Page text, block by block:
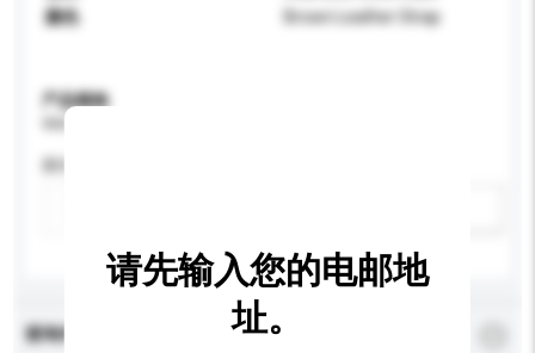
颜色
Brown Leather Strap
产品规格
颜色
查询内容
请先输入您的电邮地
址。